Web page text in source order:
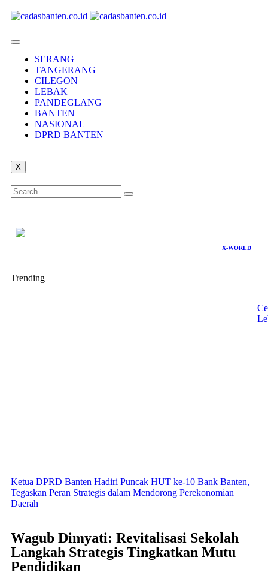
SERANG
TANGERANG
CILEGON
LEBAK
PANDEGLANG
BANTEN
NASIONAL
DPRD BANTEN
X
X-WORLD
Trending
Ketua DPRD Banten Hadiri Puncak HUT ke-10 Bank Banten,
Tegaskan Peran Strategis dalam Mendorong Perekonomian
Daerah
Wagub Dimyati: Revitalisasi Sekolah
Langkah Strategis Tingkatkan Mutu
Pendidikan